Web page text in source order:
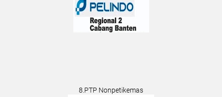
8.PTP Nonpetikemas